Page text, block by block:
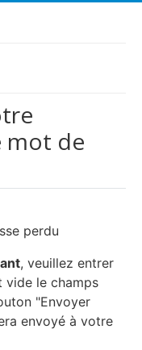
mot de
perdu
, veuillez entrer
vide le champs
"Envoyer
envoyé à votre